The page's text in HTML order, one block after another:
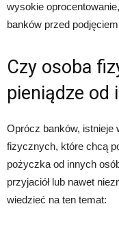
wysokie
banków przed
Czy osoba
pieniądze od
Oprócz banków, istnieje
fizycznych, które chcą
pożyczka od innych
przyjaciół lub nawet
wiedzieć na ten temat: